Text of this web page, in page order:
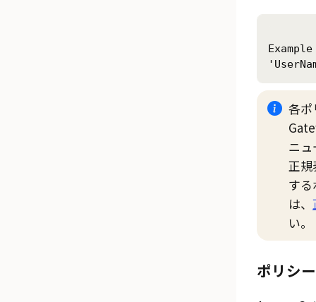
各ポ
ニ
正規
す
は、
い。
ポリシ